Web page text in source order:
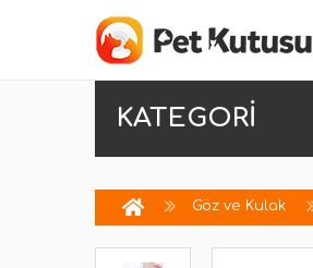
KATEGORİ
Göz ve Kulak